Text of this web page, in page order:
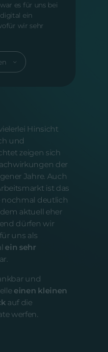
es für uns bei
digital ein
wir sehr
Hinsicht
und
zeigen sich
der
Jahre. Auch
ist das
nochmal deutlich
aktuell eher
dürfen wir
uns als
ein sehr
und
einen kleinen
auf die
werfen.